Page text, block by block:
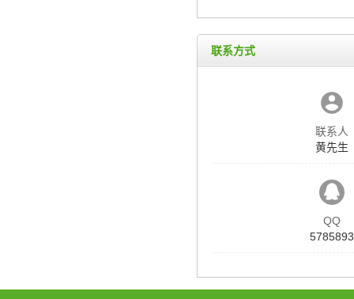
联系方式
联系人
黄先生
QQ
5785893